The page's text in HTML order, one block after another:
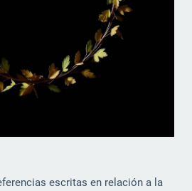
escritas en relación a la